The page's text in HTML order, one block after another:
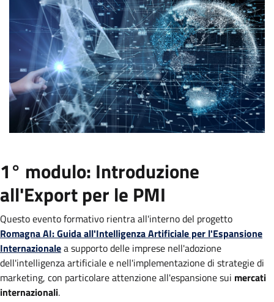
1° modulo: Introduzione
all'Export per le PMI
Questo evento formativo rientra all'interno del progetto
Romagna AI: Guida all'Intelligenza Artificiale per l'Espansione
Internazionalea supporto delle imprese nell'adozione
dell'intelligenza artificiale e nell'implementazione di strategie di
marketing, con particolare attenzione all'espansione sui mercati
internazionali.